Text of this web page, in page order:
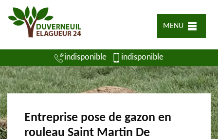
MENU
indisponible indisponible
Entreprise pose de gazon en
rouleau Saint Martin De